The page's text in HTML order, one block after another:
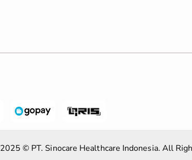
2025 © PT. Sinocare Healthcare Indonesia. All